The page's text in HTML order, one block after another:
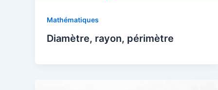
Mathématiques
Diamètre, rayon, périmètre